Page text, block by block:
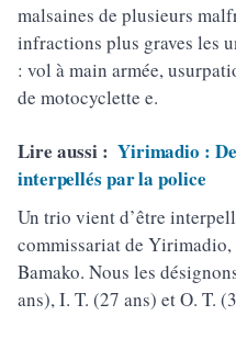
malsaines de plusieurs
infractions plus graves les
: vol à main armée,
de motocyclette e.
Lire aussi : Yirimadio :
interpellés par la police
Un trio vient d’être
commissariat de
Bamako. Nous les
ans), I. T. (27 ans) et O. T.